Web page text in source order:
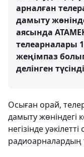
арналған
дамыту
аясында
телеарналары
жеңімпаз
делінген
Осыған орай,
дамыту
негізінде
радиоарналардың